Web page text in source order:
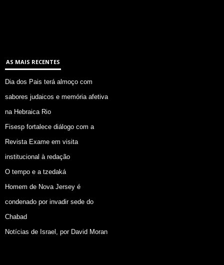
AS MAIS RECENTES
Dia dos Pais terá almoço com
sabores judaicos e memória afetiva
na Hebraica Rio
Fisesp fortalece diálogo com a
Revista Exame em visita
institucional à redação
O tempo e a tzedaká
Homem de Nova Jersey é
condenado por invadir sede do
Chabad
Notícias de Israel, por David Moran